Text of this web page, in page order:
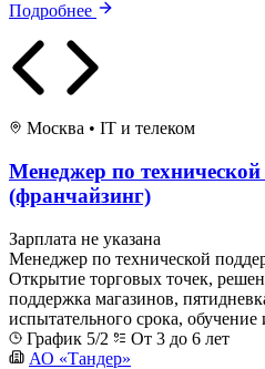
Подробнее
Москва • IT и телеком
Менеджер по
(франчайзинг)
Зарплата не указана
Менеджер по технической
Открытие торговых точек,
поддержка магазинов,
испытательного срока, обучение
График 5/2
От 3 до 6 лет
АО «Тандер»